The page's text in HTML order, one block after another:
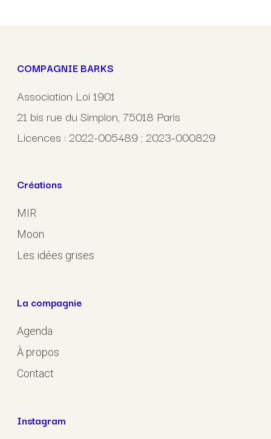
COMPAGNIE BARKS
Association Loi 1901
21 bis rue du Simplon, 75018 Paris
Licences : 2022-005489 ; 2023-000829
Créations
MIR
Moon
Les idées grises
La compagnie
Agenda
À propos
Contact
Instagram